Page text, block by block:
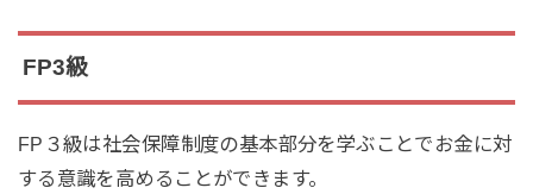
FP3級
FP３級は社会保障制度の基本部分を学ぶことでお金に対
する意識を高めることができます。